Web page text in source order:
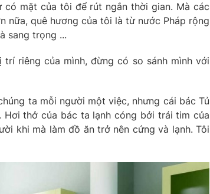
mặt của tôi để rút ngắn thời gian. Mà các
nữa, quê hương của tôi là từ nước Pháp rộng
sang trọng ...
riêng của mình, đừng có so sánh mình với
ta mỗi người một việc, nhưng cái bác Tủ
thở của bác ta lạnh cóng bởi trái tim của
khi mà làm đồ ăn trở nên cứng và lạnh. Tôi